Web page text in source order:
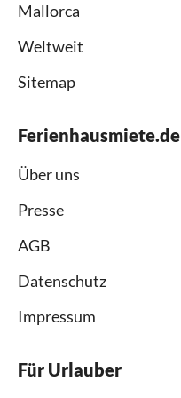
Mallorca
Weltweit
Sitemap
Ferienhausmiete.de
Über uns
Presse
AGB
Datenschutz
Impressum
Für Urlauber